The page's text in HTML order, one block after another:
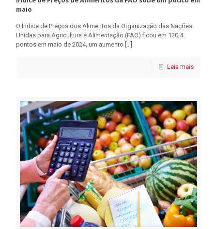
maio
O Índice de Preços dos Alimentos da Organização das Nações
Unidas para Agricultura e Alimentação (FAO) ficou em 120,4
pontos em maio de 2024, um aumento […]
Leia mais